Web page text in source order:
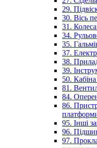
29.
30. Вісь
31.
34.
35.
37.
38.
39.
50.
81.
84.
86.
95. Інші
96.
97.